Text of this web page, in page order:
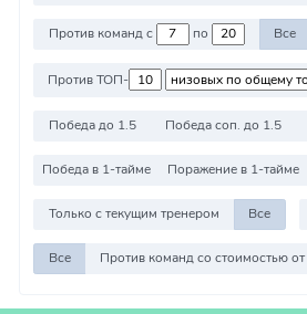
Против команд с по Все
Против ТОП-
Победа до 1.5 Победа соп. до 1.5
Победа в 1-тайме Поражение в 1-тайме
Только с текущим тренером Все
Все Против команд со стоимостью от